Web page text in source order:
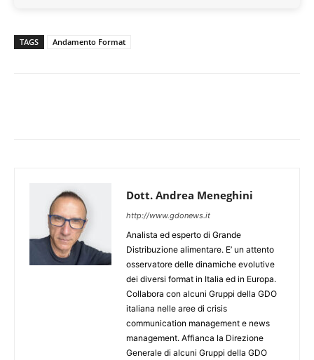
TAGS Andamento Format
Dott. Andrea Meneghini
http://www.gdonews.it
Analista ed esperto di Grande
Distribuzione alimentare. E’ un attento
osservatore delle dinamiche evolutive
dei diversi format in Italia ed in Europa.
Collabora con alcuni Gruppi della GDO
italiana nelle aree di crisis
communication management e news
management. Affianca la Direzione
Generale di alcuni Gruppi della GDO